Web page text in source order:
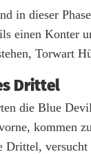
in dieser
einen Konter
Torwart
Drittel
die Blue
kommen
Drittel,